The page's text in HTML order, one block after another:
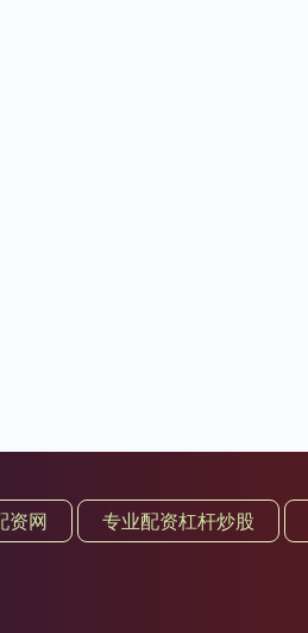
资网 专业配资杠杆炒股